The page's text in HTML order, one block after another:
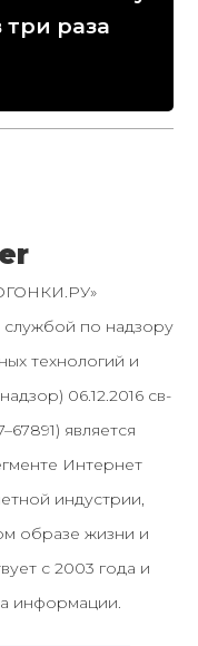
раза
по надзору
технологий и
06.12.2016 св-
является
Интернет
индустрии,
образе жизни и
с 2003 года и
информации.